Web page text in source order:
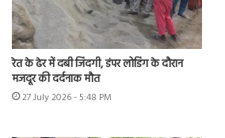
रेत के ढेर में दबी जिंदगी, डंपर लोडिंग के दौरान
मजदूर की दर्दनाक मौत
27 July 2026 - 5:48 PM